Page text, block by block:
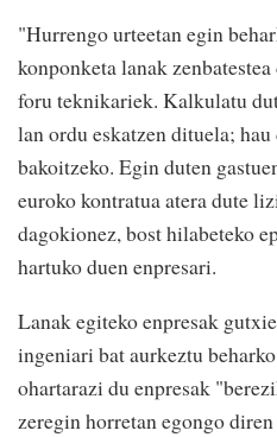
"Hurrengo urteetan egin
konponketa lanak
foru teknikariek. Kalkulatu
lan ordu eskatzen dituela;
bakoitzeko. Egin duten
euroko kontratua atera dute
dagokionez, bost hilabeteko
hartuko duen enpresari.
Lanak egiteko enpresak
ingeniari bat aurkeztu
ohartarazi du enpresak
zeregin horretan egongo